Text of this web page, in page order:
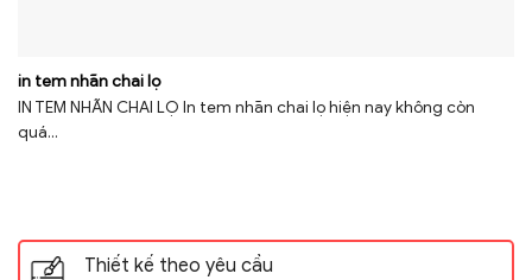
in tem nhãn chai lọ
IN TEM NHÃN CHAI LỌ In tem nhãn chai lọ hiện nay không còn
quá...
Thiết kế theo yêu cầu